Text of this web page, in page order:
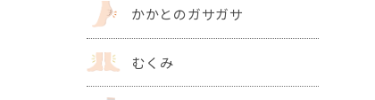
かかとのガサガサ
むくみ